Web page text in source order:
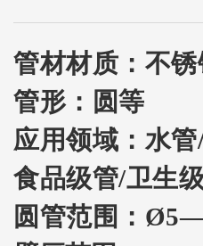
管材材质： 不
管形： 圆等
应用领域： 水
食品级管/卫生
圆管范围：